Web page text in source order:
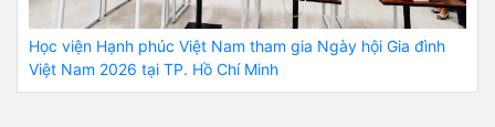
Học viện Hạnh phúc Việt Nam tham gia Ngày hội Gia đình
Việt Nam 2026 tại TP. Hồ Chí Minh